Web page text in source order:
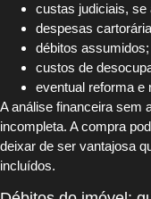
custas judiciais, se
despesas
débitos assumidos;
custos de
eventual reforma e
A análise financeira sem
incompleta. A compra
deixar de ser vantajosa
incluídos.